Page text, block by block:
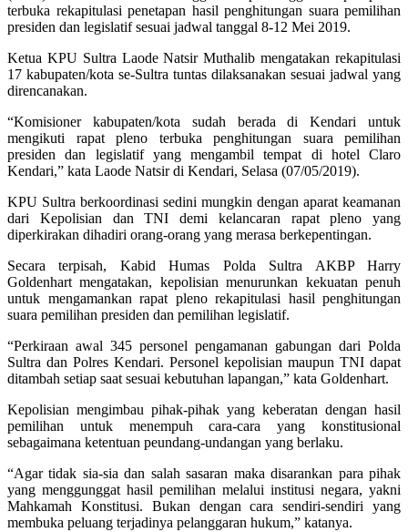
terbuka rekapitulasi penetapan hasil penghitungan suara pemilihan
presiden dan legislatif sesuai jadwal tanggal 8-12 Mei 2019.
Ketua KPU Sultra Laode Natsir Muthalib mengatakan rekapitulasi
17 kabupaten/kota se-Sultra tuntas dilaksanakan sesuai jadwal yang
direncanakan.
“Komisioner kabupaten/kota sudah berada di Kendari untuk
mengikuti rapat pleno terbuka penghitungan suara pemilihan
presiden dan legislatif yang mengambil tempat di hotel Claro
Kendari,” kata Laode Natsir di Kendari, Selasa (07/05/2019).
KPU Sultra berkoordinasi sedini mungkin dengan aparat keamanan
dari Kepolisian dan TNI demi kelancaran rapat pleno yang
diperkirakan dihadiri orang-orang yang merasa berkepentingan.
Secara terpisah, Kabid Humas Polda Sultra AKBP Harry
Goldenhart mengatakan, kepolisian menurunkan kekuatan penuh
untuk mengamankan rapat pleno rekapitulasi hasil penghitungan
suara pemilihan presiden dan pemilihan legislatif.
“Perkiraan awal 345 personel pengamanan gabungan dari Polda
Sultra dan Polres Kendari. Personel kepolisian maupun TNI dapat
ditambah setiap saat sesuai kebutuhan lapangan,” kata Goldenhart.
Kepolisian mengimbau pihak-pihak yang keberatan dengan hasil
pemilihan untuk menempuh cara-cara yang konstitusional
sebagaimana ketentuan peundang-undangan yang berlaku.
“Agar tidak sia-sia dan salah sasaran maka disarankan para pihak
yang menggunggat hasil pemilihan melalui institusi negara, yakni
Mahkamah Konstitusi. Bukan dengan cara sendiri-sendiri yang
membuka peluang terjadinya pelanggaran hukum,” katanya.